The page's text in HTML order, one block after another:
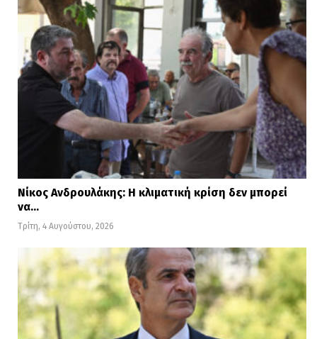
Νίκος Ανδρουλάκης: Η κλιματική κρίση δεν μπορεί
να…
Τρίτη, 4 Αυγούστου, 2026